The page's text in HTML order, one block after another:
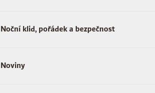
Noční klid, pořádek a bezpečnost
Noviny